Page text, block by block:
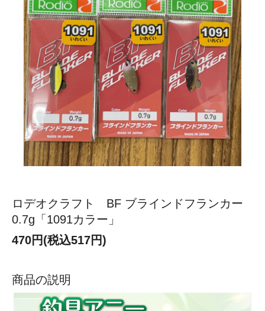
ロデオクラフト BF ブラインドフランカー
0.7g「1091カラー」
470円(税込517円)
商品の説明